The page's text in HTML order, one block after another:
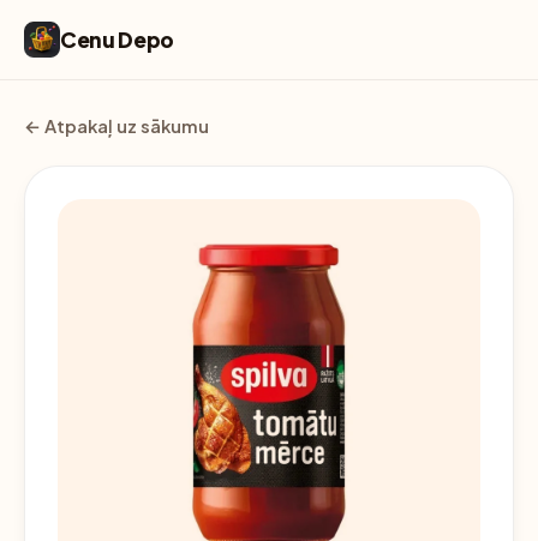
Cenu Depo
← Atpakaļ uz sākumu